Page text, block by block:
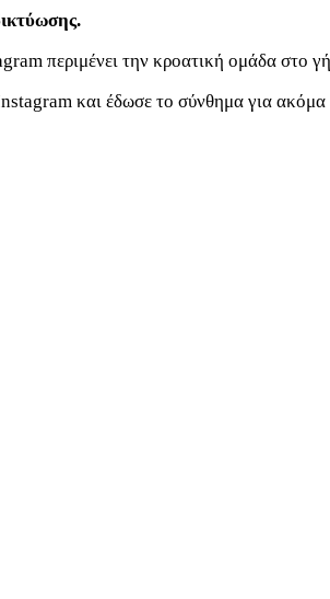
περιμένει την κροατική ομάδα στο
και έδωσε το σύνθημα για